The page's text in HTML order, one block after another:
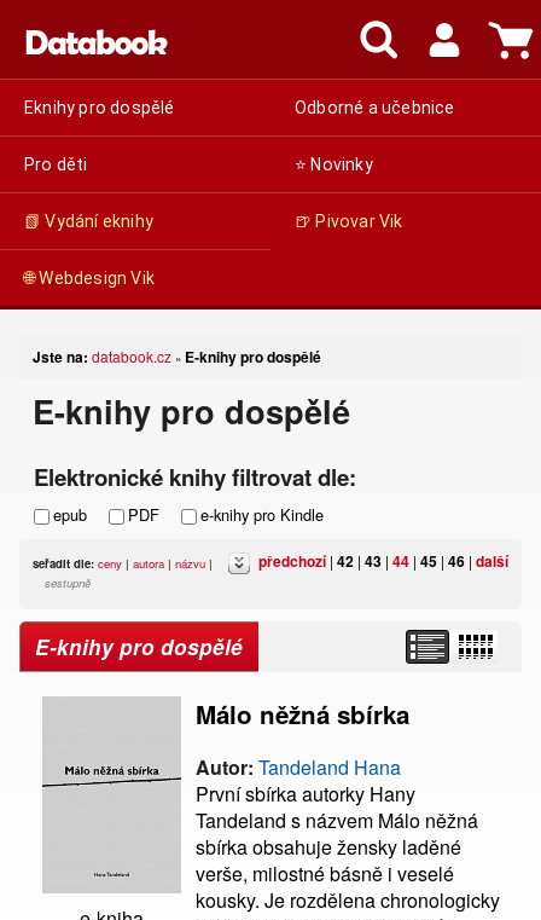
Eknihy pro dospělé Odborné a učebnice
Pro děti ⭐ Novinky
📗 Vydání eknihy 🍺 Pivovar Vik
🌐 Webdesign Vik
Jste na: databook.cz » E-knihy pro dospělé
E-knihy pro dospělé
Elektronické knihy filtrovat dle:
epub PDF e-knihy pro Kindle
předchozí| 42 | 43 | 44 | 45 | 46 | další
seřadit dle: ceny | autora | názvu |
sestupně
E-knihy pro dospělé
Málo něžná sbírka
Autor: Tandeland Hana
První sbírka autorky Hany
Tandeland s názvem Málo něžná
sbírka obsahuje žensky laděné
verše, milostné básně i veselé
kousky. Je rozdělena chronologicky